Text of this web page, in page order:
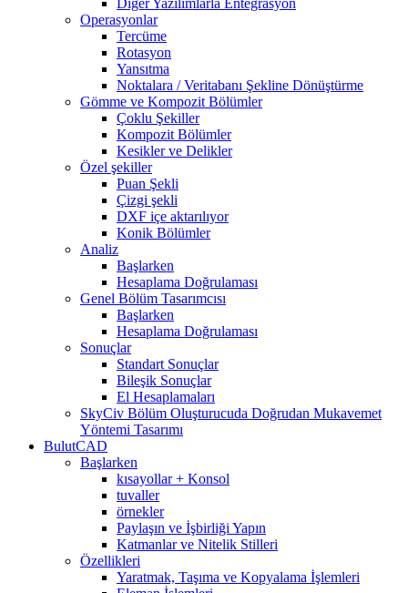
Diğer Yazılımlarla Entegrasyon
Operasyonlar
Tercüme
Rotasyon
Yansıtma
Noktalara / Veritabanı Şekline Dönüştürme
Gömme ve Kompozit Bölümler
Çoklu Şekiller
Kompozit Bölümler
Kesikler ve Delikler
Özel şekiller
Puan Şekli
Çizgi şekli
DXF içe aktarılıyor
Konik Bölümler
Analiz
Başlarken
Hesaplama Doğrulaması
Genel Bölüm Tasarımcısı
Başlarken
Hesaplama Doğrulaması
Sonuçlar
Standart Sonuçlar
Bileşik Sonuçlar
El Hesaplamaları
SkyCiv Bölüm Oluşturucuda Doğrudan Mukavemet
Yöntemi Tasarımı
BulutCAD
Başlarken
kısayollar + Konsol
tuvaller
örnekler
Paylaşın ve İşbirliği Yapın
Katmanlar ve Nitelik Stilleri
Özellikleri
Yaratmak, Taşıma ve Kopyalama İşlemleri